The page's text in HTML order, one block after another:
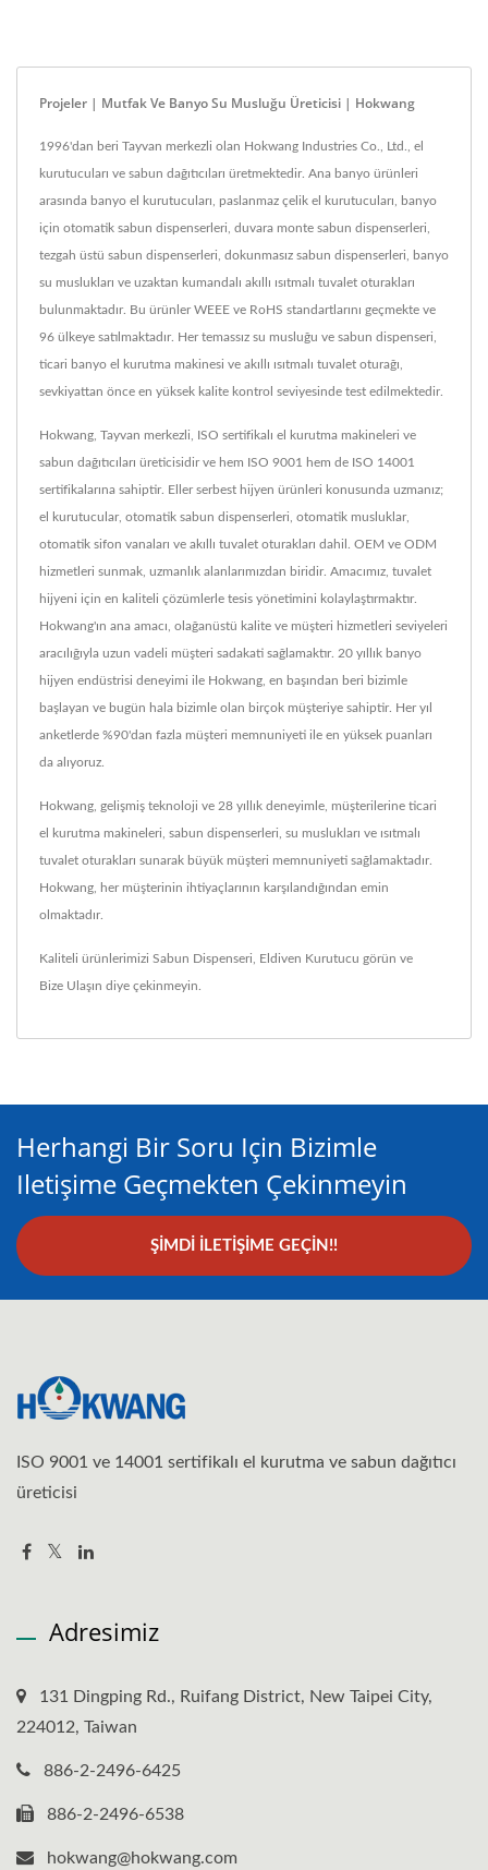
Projeler | Mutfak Ve Banyo Su Musluğu Üreticisi | Hokwang
1996'dan beri Tayvan merkezli olan Hokwang Industries Co., Ltd., el
kurutucuları ve sabun dağıtıcıları üretmektedir. Ana banyo ürünleri
arasında banyo el kurutucuları, paslanmaz çelik el kurutucuları, banyo
için otomatik sabun dispenserleri, duvara monte sabun dispenserleri,
tezgah üstü sabun dispenserleri, dokunmasız sabun dispenserleri, banyo
su muslukları ve uzaktan kumandalı akıllı ısıtmalı tuvalet oturakları
bulunmaktadır. Bu ürünler WEEE ve RoHS standartlarını geçmekte ve
96 ülkeye satılmaktadır. Her temassız su musluğu ve sabun dispenseri,
ticari banyo el kurutma makinesi ve akıllı ısıtmalı tuvalet oturağı,
sevkiyattan önce en yüksek kalite kontrol seviyesinde test edilmektedir.
Hokwang, Tayvan merkezli, ISO sertifikalı el kurutma makineleri ve
sabun dağıtıcıları üreticisidir ve hem ISO 9001 hem de ISO 14001
sertifikalarına sahiptir. Eller serbest hijyen ürünleri konusunda uzmanız;
el kurutucular, otomatik sabun dispenserleri, otomatik musluklar,
otomatik sifon vanaları ve akıllı tuvalet oturakları dahil. OEM ve ODM
hizmetleri sunmak, uzmanlık alanlarımızdan biridir. Amacımız, tuvalet
hijyeni için en kaliteli çözümlerle tesis yönetimini kolaylaştırmaktır.
Hokwang'ın ana amacı, olağanüstü kalite ve müşteri hizmetleri seviyeleri
aracılığıyla uzun vadeli müşteri sadakati sağlamaktır. 20 yıllık banyo
hijyen endüstrisi deneyimi ile Hokwang, en başından beri bizimle
başlayan ve bugün hala bizimle olan birçok müşteriye sahiptir. Her yıl
anketlerde %90'dan fazla müşteri memnuniyeti ile en yüksek puanları
da alıyoruz.
Hokwang, gelişmiş teknoloji ve 28 yıllık deneyimle, müşterilerine ticari
el kurutma makineleri, sabun dispenserleri, su muslukları ve ısıtmalı
tuvalet oturakları sunarak büyük müşteri memnuniyeti sağlamaktadır.
Hokwang, her müşterinin ihtiyaçlarının karşılandığından emin
olmaktadır.
Kaliteli ürünlerimizi Sabun Dispenseri Eldiven Kurutucu görün ve
Bize Ulaşın diye çekinmeyin.
Herhangi Bir Soru Için Bizimle
Iletişime Geçmekten Çekinmeyin
ŞIMDI İLETIŞIME GEÇIN!!
ISO 9001 ve 14001 sertifikalı el kurutma ve sabun dağıtıcı
üreticisi
Adresimiz
131 Dingping Rd., Ruifang District, New Taipei City,
224012, Taiwan
886-2-2496-6425
886-2-2496-6538
hokwang@hokwang.com